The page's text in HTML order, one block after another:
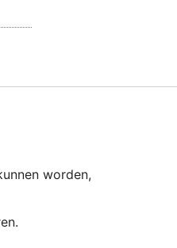
worden,